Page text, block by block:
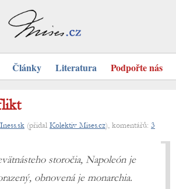
Články Literatura Podpořte nás
Iness.sk (přidal Kolektiv Mises.cz), komentářů: 3
storočia, Napoleón je
obnovená je monarchia.